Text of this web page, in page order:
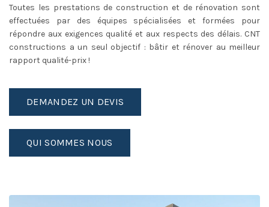
Toutes les prestations de construction et de rénovation sont
effectuées par des équipes spécialisées et formées pour
répondre aux exigences qualité et aux respects des délais. CNT
constructions a un seul objectif : bâtir et rénover au meilleur
rapport qualité-prix !
DEMANDEZ UN DEVIS
QUI SOMMES NOUS